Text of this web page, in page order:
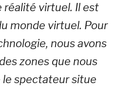
réalité virtuel. Il est
monde virtuel. Pour
nous avons
zones que nous
le spectateur situe